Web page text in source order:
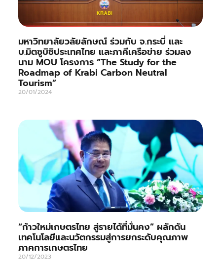
มหาวิทยาลัยวลัยลักษณ์ ร่วมกับ จ.กระบี่ และ
บ.มิตซูบิชิประเทศไทย และภาคีเครือข่าย ร่วมลง
นาม MOU โครงการ “The Study for the
Roadmap of Krabi Carbon Neutral
Tourism”
20/01/2024
“ก้าวใหม่เกษตรไทย สู่รายได้ที่มั่นคง” ผลักดัน
เทคโนโลยีและนวัตกรรมสู่การยกระดับคุณภาพ
ภาคการเกษตรไทย
20/12/2023